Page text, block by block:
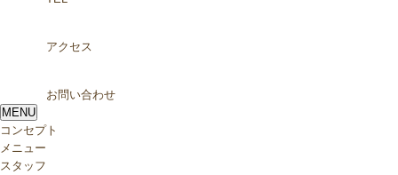
アクセス
お問い合わせ
MENU
コンセプト
メニュー
スタッフ